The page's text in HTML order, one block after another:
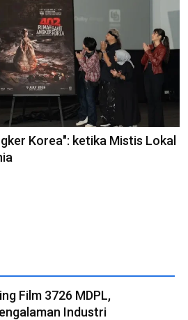
Korea": ketika Mistis Lokal
Film 3726 MDPL,
Industri